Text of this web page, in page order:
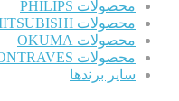
محصولات PHILIPS
محصولات MITSUBISHI
محصولات OKUMA
محصولات CONTRAVES
سایر برندها